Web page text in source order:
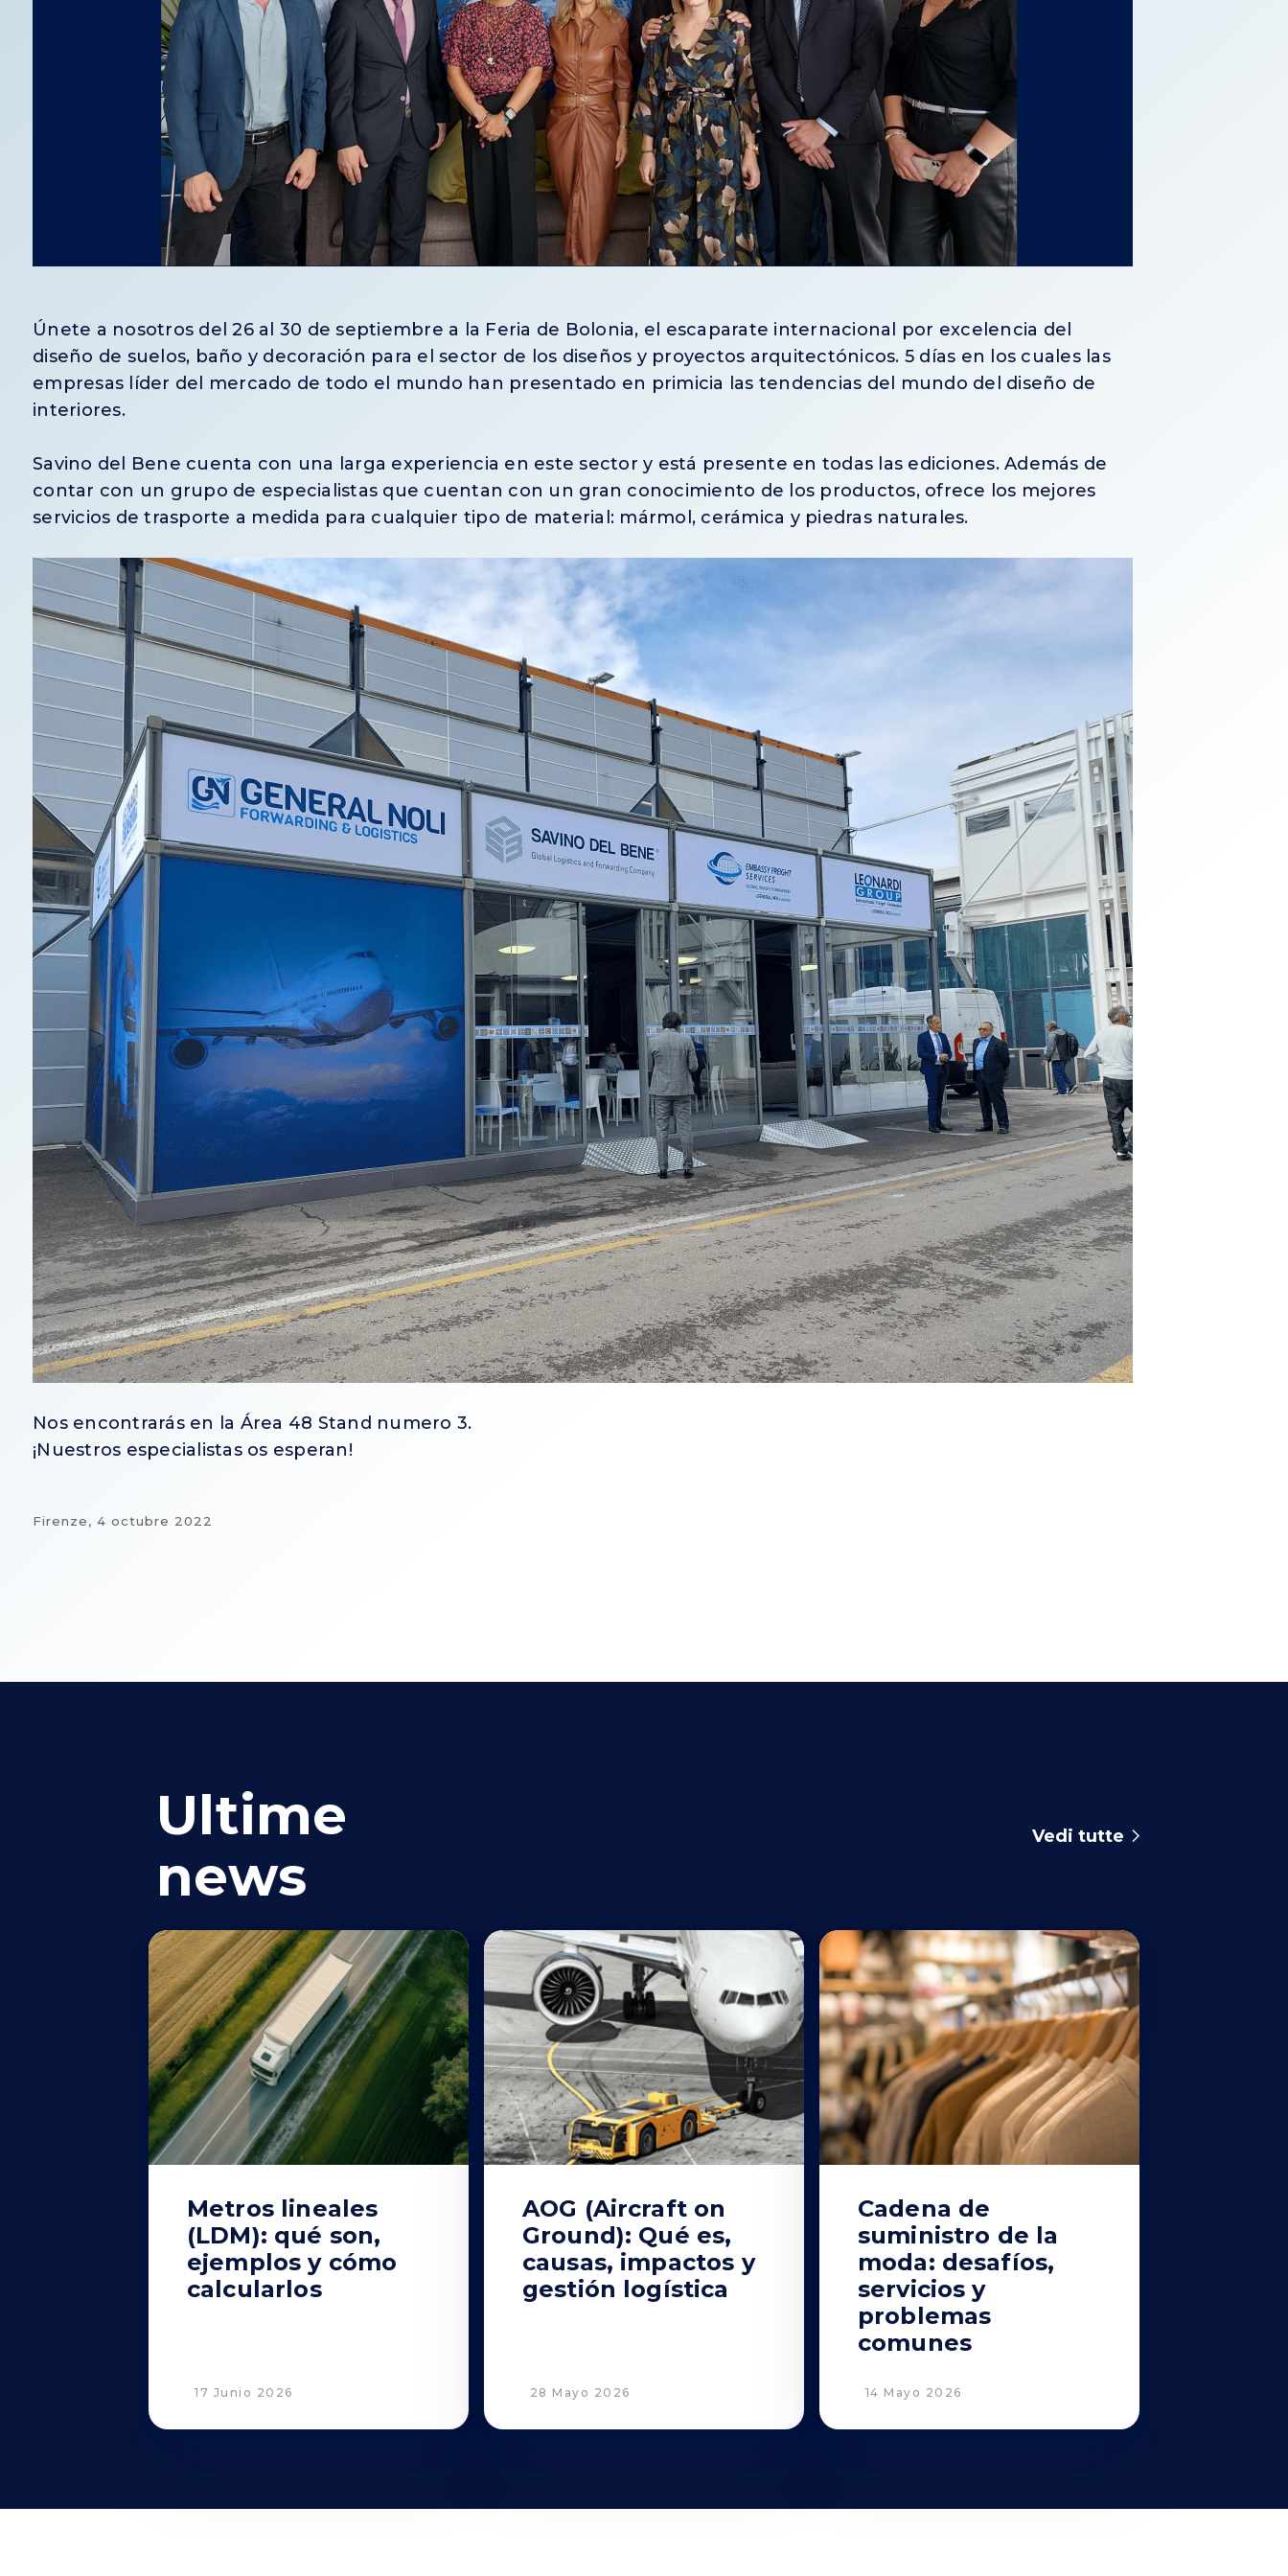
Únete a nosotros del 26 al 30 de septiembre a la Feria de Bolonia, el escaparate internacional por excelencia del
diseño de suelos, baño y decoración para el sector de los diseños y proyectos arquitectónicos. 5 días en los cuales las
empresas líder del mercado de todo el mundo han presentado en primicia las tendencias del mundo del diseño de
interiores.
Savino del Bene cuenta con una larga experiencia en este sector y está presente en todas las ediciones. Además de
contar con un grupo de especialistas que cuentan con un gran conocimiento de los productos, ofrece los mejores
servicios de trasporte a medida para cualquier tipo de material: mármol, cerámica y piedras naturales.
Nos encontrarás en la Área 48 Stand numero 3.
¡Nuestros especialistas os esperan!
Firenze, 4 octubre 2022
Ultime
news
Vedi tutte
Metros lineales
(LDM): qué son,
ejemplos y cómo
calcularlos
17 Junio 2026
AOG (Aircraft on
Ground): Qué es,
causas, impactos y
gestión logística
28 Mayo 2026
Cadena de
suministro de la
moda: desafíos,
servicios y
problemas
comunes
14 Mayo 2026